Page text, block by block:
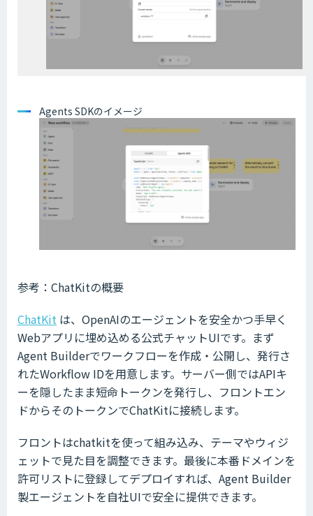
Agents SDKのイメージ
参考：ChatKitの概要
ChatKit は、OpenAIのエージェントを安全かつ手早く
Webアプリに埋め込める公式チャットUIです。まず
Agent Builderでワークフローを作成・公開し、発行さ
れたWorkflow IDを用意します。サーバー側ではAPIキ
ーを隠したまま短命トークンを発行し、フロントエン
ドからそのトークンでChatKitに接続します。
フロントはchatkitを使って組み込み、テーマやウィジ
ェットで見た目を調整できます。最後に本番ドメインを
許可リストに登録してデプロイすれば、Agent Builder
製エージェントを自社UIで安全に提供できます。